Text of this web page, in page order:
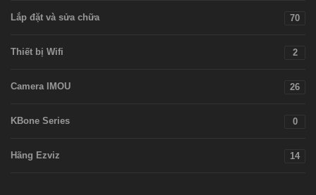
Lắp đặt và sửa chữa 70
Thiết bị Wifi 2
Camera IMOU 26
KBone Series 0
Hãng Ezviz 14